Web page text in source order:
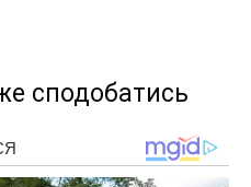
сподобатись